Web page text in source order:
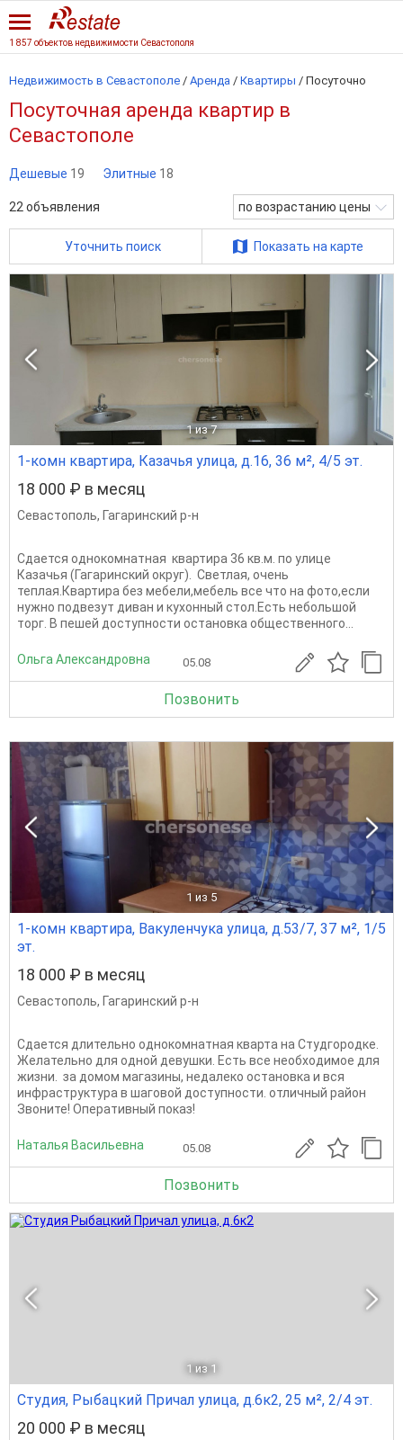
1 857 объектов недвижимости Севастополя
Недвижимость в Севастополе / Аренда / Квартиры / Посуточно
Посуточная аренда квартир в
Севастополе
Дешевые 19 Элитные 18
22 объявления по возрастанию цены
Уточнить поиск Показать на карте
1 из 7
1-комн квартира, Казачья улица, д.16, 36 м², 4/5 эт.
18 000 ₽ в месяц
Севастополь, Гагаринский р-н
Сдается однокомнатная квартира 36 кв.м. по улице
Казачья (Гагаринский округ). Светлая, очень
теплая.Квартира без мебели,мебель все что на фото,если
нужно подвезут диван и кухонный стол.Есть небольшой
торг. В пешей доступности остановка общественного...
Ольга Александровна 05.08
Позвонить
1 из 5
1-комн квартира, Вакуленчука улица, д.53/7, 37 м², 1/5
эт.
18 000 ₽ в месяц
Севастополь, Гагаринский р-н
Сдается длительно однокомнатная кварта на Студгородке.
Желательно для одной девушки. Есть все необходимое для
жизни. за домом магазины, недалеко остановка и вся
инфраструктура в шаговой доступности. отличный район
Звоните! Оперативный показ!
Наталья Васильевна 05.08
Позвонить
1 из 1
Студия, Рыбацкий Причал улица, д.6к2, 25 м², 2/4 эт.
20 000 ₽ в месяц